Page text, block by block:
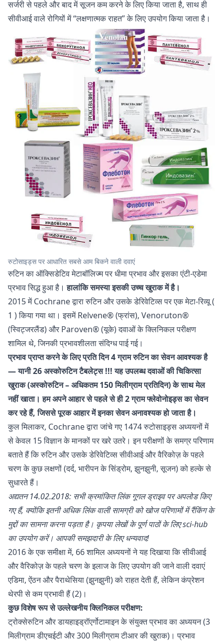
सर्जरी से पहले और बाद में सूजन कम करने के लिए किया जाता है, साथ ही
सीवीआई वाले रोगियों में “लक्षणात्मक राहत” के लिए उपयोग किया जाता है।
रुटोसाइड्स पर आधारित सबसे आम बिकने वाली दवाएं
रुटिन का ऑक्सिडेटिव मेटाबॉलिज्म पर धीमा प्रभाव और इसका एंटी-एडेमा
प्रभाव सिद्ध हुआ है।हालांकि समस्या इसकी उच्च खुराक में है।
2015 में Cochrane द्वारा रुटिन और उसके डेरिवेटिव्स पर एक मेटा-रिव्यू (
1 ) किया गया था। इसमें Relvene® (फ्रांस), Venoruton®
(स्विट्जरलैंड) और Paroven® (यूके) दवाओं के क्लिनिकल परीक्षण
शामिल थे, जिनकी प्रभावशीलता संदिग्ध पाई गई।
प्रभाव प्राप्त करने के लिए प्रति दिन 4 ग्राम रुटिन का सेवन आवश्यक है
— यानी 26 अस्कोरुटिन टैबलेट्स !!! यह उपलब्ध दवाओं की चिकित्सा
खुराक (अस्कोरुटिन – अधिकतम 150 मिलीग्राम प्रतिदिन) के साथ मेल
नहीं खाता। हम अपने आहार से पहले से ही 2 ग्राम फ्लेवोनोइड्स का सेवन
कर रहे हैं, जिससे पूरक आहार में इनका सेवन अनावश्यक हो जाता है।
कुल मिलाकर, Cochrane द्वारा जांचे गए 1474 रुटोसाइड्स अध्ययनों में
से केवल 15 विज्ञान के मानकों पर खरे उतरे। इन परीक्षणों के समग्र परिणाम
बताते हैं कि रुटिन और उसके डेरिवेटिव्स सीवीआई और वैरिकोज़ के पहले
चरण के कुछ लक्षणों (दर्द, भारीपन के सिंड्रोम, झुनझुनी, सूजन) को हल्के से
सुधारते हैं।
अद्यतन 14.02.2018: सभी क्रमांकित लिंकगूगल ड्राइवपर अपलोड किए
गए हैं, क्योंकि इतनी अधिक लिंक वाली सामग्री को खोज परिणामों में रैंकिंग के
मुद्दों का सामना करना पड़ता है। कृपया लेखों के पूर्ण पाठों के लिए sci-hub
का उपयोग करें। आपकी समझदारी के लिए धन्यवाद!
2016 के एक समीक्षा में, 66 शामिल अध्ययनों ने यह दिखाया कि सीवीआई
और वैरिकोज़ के पहले चरण के इलाज के लिए उपयोग की जाने वाली दवाएं
एडिमा, ऐंठन और पैराथेसिया (झुनझुनी) को राहत देती हैं, लेकिन कंप्रेशन
थेरपी से कम प्रभावी हैं (2)।
कुछ विशेष रूप से उल्लेखनीय क्लिनिकल परीक्षण:
ट्रोक्सेरुटिन और डायहाइड्रॉएर्गोटामाइन के संयुक्त प्रभाव का अध्ययन (3
मिलीग्राम डीएचईटी और 300 मिलीग्राम टीआर की खुराक)। प्रभाव